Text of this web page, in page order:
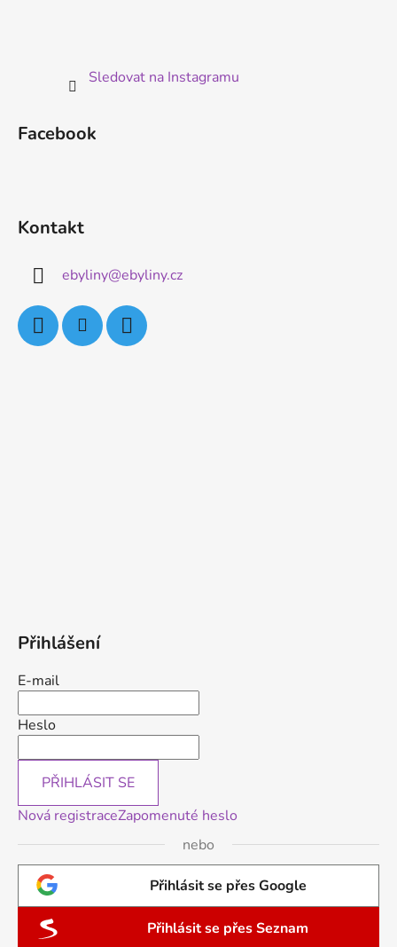
Sledovat na Instagramu
Facebook
Kontakt
ebyliny@ebyliny.cz
Přihlášení
E-mail
Heslo
PŘIHLÁSIT SE
Nová registraceZapomenuté heslo
nebo
Přihlásit se přes Google
Přihlásit se přes Seznam